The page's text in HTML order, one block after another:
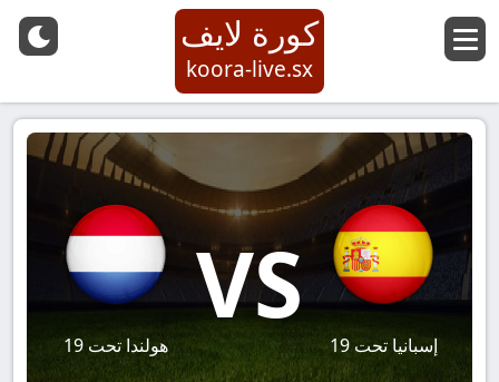
كورة لايف
koora-live.sx
إسبانيا تحت 19
VS
هولندا تحت 19